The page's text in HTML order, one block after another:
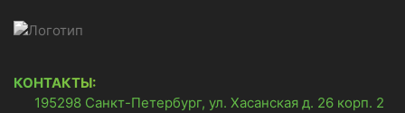
КОНТАКТЫ:
195298 Санкт-Петербург, ул. Хасанская д. 26 корп. 2